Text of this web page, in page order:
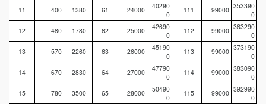
11
400 1380 61 24000
40290
0
111 99000 353390
0
12
480 1780 62 25000
42690
0
112 99000 363290
0
13
570 2260 63 26000
45190
0
113 99000 373190
0
14
670 2830 64 27000
47790
0
114 99000 383090
0
15
780 3500 65 28000
50490
0
115 99000 392990
0